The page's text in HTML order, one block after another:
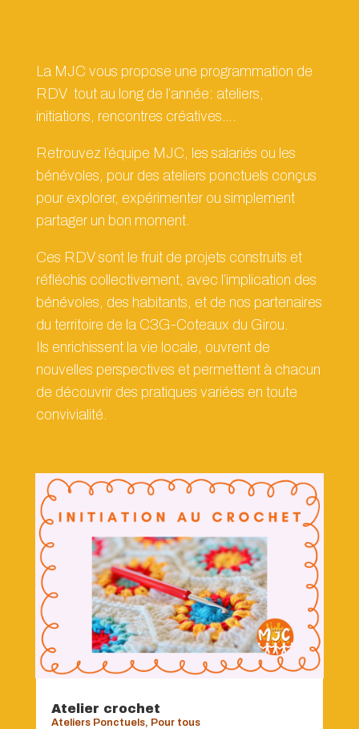
La MJC vous propose une programmation de
RDV tout au long de l’année: ateliers,
initiations, rencontres créatives….
Retrouvez l’équipe MJC, les salariés ou les
bénévoles, pour des ateliers ponctuels conçus
pour explorer, expérimenter ou simplement
partager un bon moment.
Ces RDV sont le fruit de projets construits et
réfléchis collectivement, avec l’implication des
bénévoles, des habitants, et de nos partenaires
du territoire de la C3G-Coteaux du Girou.
Ils enrichissent la vie locale, ouvrent de
nouvelles perspectives et permettent à chacun
de découvrir des pratiques variées en toute
convivialité.
Atelier crochet
Ateliers Ponctuels, Pour tous